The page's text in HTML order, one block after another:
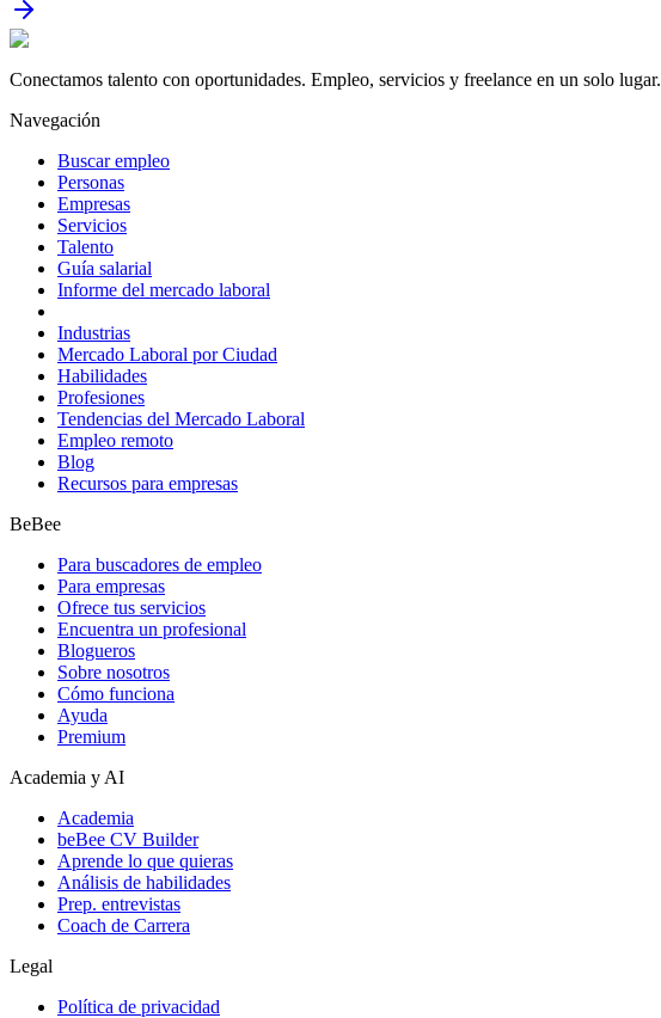
Conectamos talento con oportunidades. Empleo, servicios y freelance en un solo lugar.
Navegación
Buscar empleo
Personas
Empresas
Servicios
Talento
Guía salarial
Informe del mercado laboral
Industrias
Mercado Laboral por Ciudad
Habilidades
Profesiones
Tendencias del Mercado Laboral
Empleo remoto
Blog
Recursos para empresas
BeBee
Para buscadores de empleo
Para empresas
Ofrece tus servicios
Encuentra un profesional
Blogueros
Sobre nosotros
Cómo funciona
Ayuda
Premium
Academia y AI
Academia
beBee CV Builder
Aprende lo que quieras
Análisis de habilidades
Prep. entrevistas
Coach de Carrera
Legal
Política de privacidad